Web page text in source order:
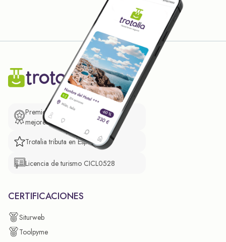
Premio de El Confidencial a las
mejores prácticas empresariales.
Trotalia tributa en España
Licencia de turismo CICL0528
CERTIFICACIONES
Siturweb
Toolpyme